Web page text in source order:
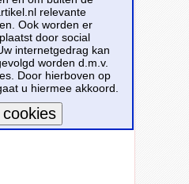
grams, 100% katoen.
pei honden t-shirt
zwart voor kinderen
voor€
relevante
Ook worden er
door social
internetgedrag kan
worden d.m.v.
Door hierboven op
u hiermee akkoord.